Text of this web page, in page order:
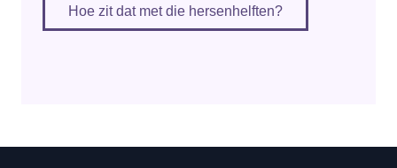
Hoe zit dat met die hersenhelften?